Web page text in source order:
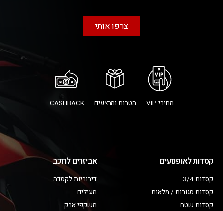
צרפו אותי
מחירי VIP הטבות ומבצעים CASHBACK
קסדות לאופנועים
קסדות 3/4
קסדות סגורות / מלאות
קסדות שטח
אביזרים לרוכב
דיבוריות לקסדה
מעילים
משקפי אבק